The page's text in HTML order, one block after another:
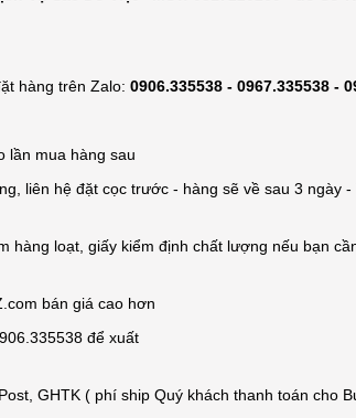
hàng trên Zalo: 0906.335538 - 0967.335538 -
lần mua hàng sau
liên hệ đặt cọc trước - hàng sẽ về sau 3 ngày -
hàng loạt, giấy kiểm định chất lượng nếu bạn
bán giá cao hơn
để xuất
GHTK ( phí ship Quý khách thanh toán cho